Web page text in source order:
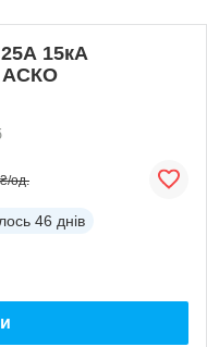
15кА
АСКО
од.
46 днів